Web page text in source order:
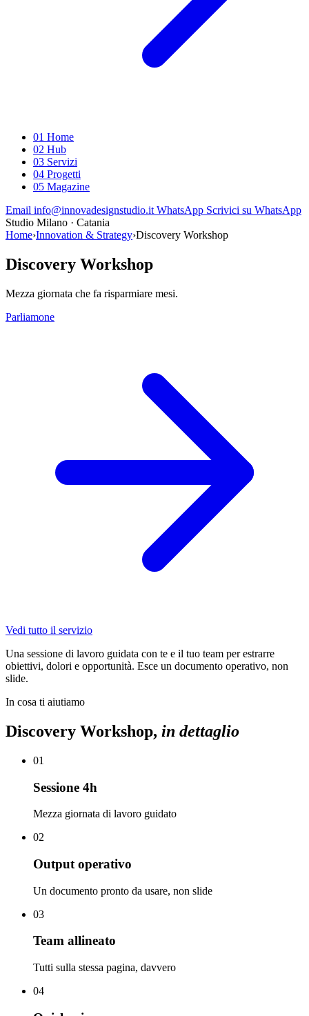
01 Home
02 Hub
03 Servizi
04 Progetti
05 Magazine
Email info@innovadesignstudio.it WhatsApp Scrivici su WhatsApp
Studio Milano · Catania
Home›Innovation & Strategy›Discovery Workshop
Discovery Workshop
Mezza giornata che fa risparmiare mesi.
Parliamone
Vedi tutto il servizio
Una sessione di lavoro guidata con te e il tuo team per estrarre
obiettivi, dolori e opportunità. Esce un documento operativo, non
slide.
In cosa ti aiutiamo
Discovery Workshop, in dettaglio
01
Sessione 4h
Mezza giornata di lavoro guidato
02
Output operativo
Un documento pronto da usare, non slide
03
Team allineato
Tutti sulla stessa pagina, davvero
04